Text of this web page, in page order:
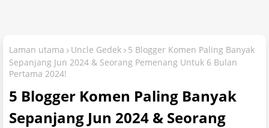
Laman utama Uncle Gedek
5 Blogger Komen Paling Banyak
Sepanjang Jun 2024 & Seorang Pemenang Untuk 6 Bulan
Pertama 2024!
5 Blogger Komen Paling Banyak
Sepanjang Jun 2024 & Seorang